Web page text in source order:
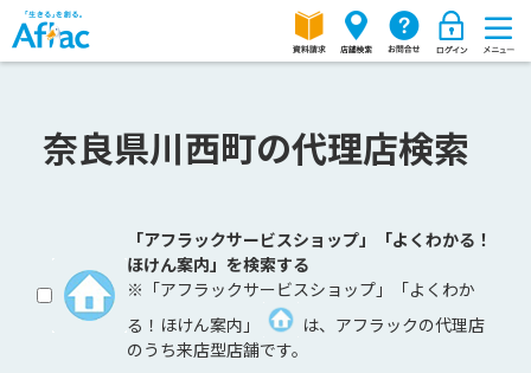
奈良県川西町の代理店検索
「アフラックサービスショップ」「よくわかる！
ほけん案内」を検索する
※「アフラックサービスショップ」「よくわか
る！ほけん案内」
は、アフラックの代理店
のうち来店型店舗です。